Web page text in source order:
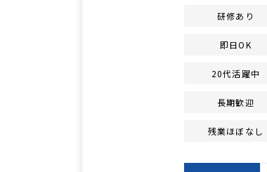
研修あり
即日OK
20代活躍中
長期歓迎
残業ほぼなし